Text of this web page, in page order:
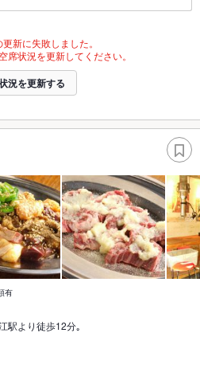
新に失敗しました。
席状況を更新してください。
況を更新する
有
駅より徒歩12分｡